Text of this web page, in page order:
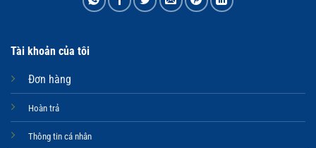
Tài khoản của tôi
Đơn hàng
Hoàn trả
Thông tin cá nhân